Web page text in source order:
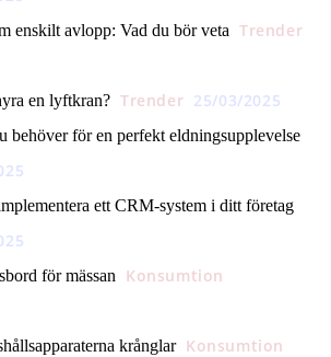
enskilt avlopp: Vad du bör veta Trender
en lyftkran? Trender 25/03/2025
behöver för en perfekt eldningsupplevelse
ett CRM-system i ditt företag
för mässan
Konsumtion
krånglar Konsumtion